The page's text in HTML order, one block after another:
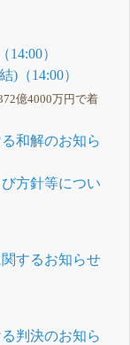
）
)（14:00）
億4000万円で着
和解のお知ら
方針等につい
するお知らせ
判決のお知ら